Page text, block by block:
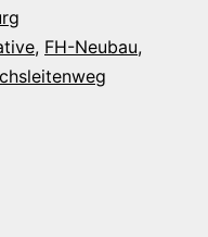
, FH-Neubau,